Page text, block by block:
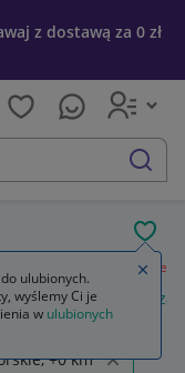
z dostawą za 0 zł
szukaj
Portfele
portfele męskie
+0 km
ulubionych.
wyślemy Ci je
w ulubionych